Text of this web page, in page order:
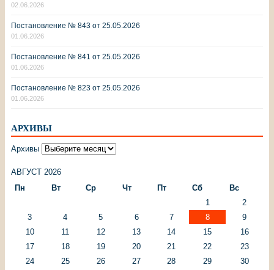
02.06.2026
Постановление № 843 от 25.05.2026
01.06.2026
Постановление № 841 от 25.05.2026
01.06.2026
Постановление № 823 от 25.05.2026
01.06.2026
АРХИВЫ
Архивы
АВГУСТ 2026
Пн
Вт Ср Чт Пт Сб
Вс
1
2
3
4 5 6 7 8
9
10
11 12 13 14 15
16
17
18 19 20 21 22
23
24
25 26 27 28 29
30